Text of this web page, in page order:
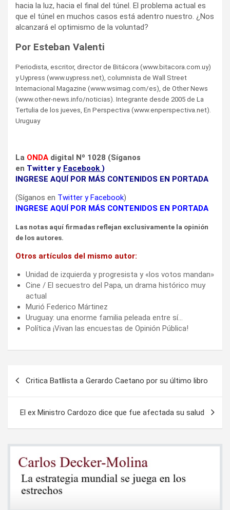
hacia la luz, hacia el final del túnel. El problema actual es
que el túnel en muchos casos está adentro nuestro. ¿Nos
alcanzará el optimismo de la voluntad?
Por Esteban Valenti
Periodista, escritor, director de Bitácora (www.bitacora.com.uy)
y Uypress (www.uypress.net), columnista de Wall Street
Internacional Magazine (www.wsimag.com/es), de Other News
(www.other-news.info/noticias). Integrante desde 2005 de La
Tertulia de los jueves, En Perspectiva (www.enperspectiva.net).
Uruguay
La ONDA digital Nº 1028 (Síganos
en Twitter y Facebook )
INGRESE AQUÍ POR MÁS CONTENIDOS EN PORTADA
(Síganos en Twitter yFacebook)
INGRESE AQUÍ POR MÁS CONTENIDOS EN PORTADA
Las notas aquí firmadas reflejan exclusivamente la opinión
de los autores.
Otros artículos del mismo autor:
Unidad de izquierda y progresista y «los votos mandan»
Cine / El secuestro del Papa, un drama histórico muy
actual
Murió Federico Mártinez
Uruguay: una enorme familia peleada entre sí…
Política ¡Vivan las encuestas de Opinión Pública!
entradas
Critica Batllista a Gerardo Caetano por su último libro
El ex Ministro Cardozo dice que fue afectada su salud